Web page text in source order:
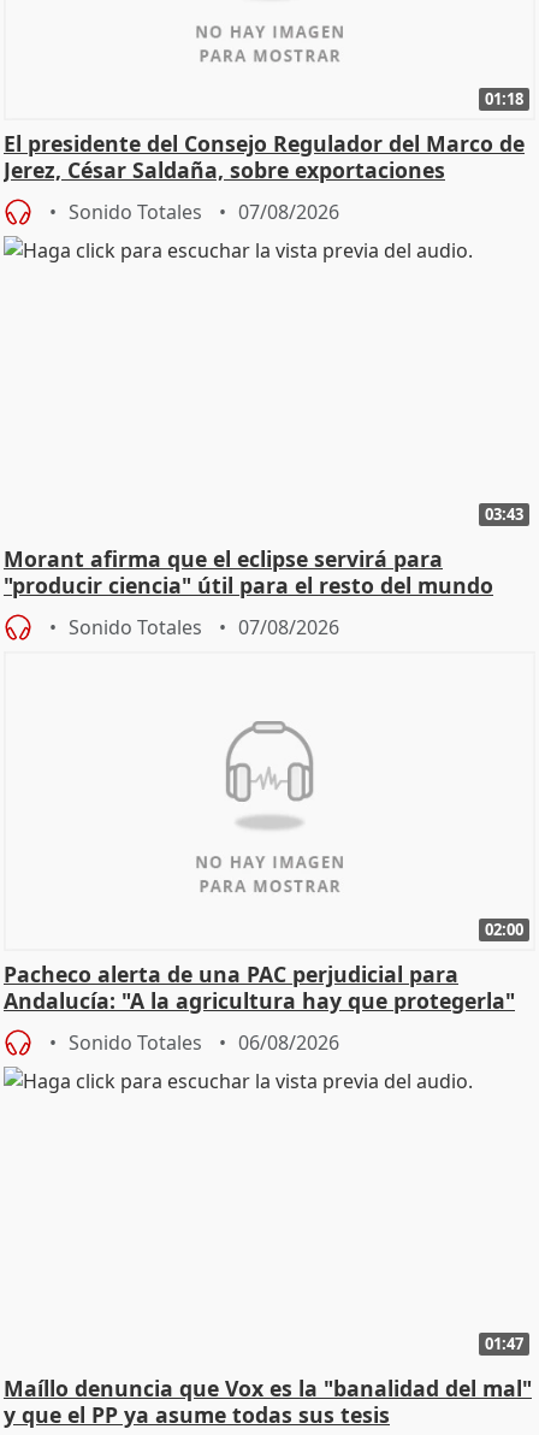
01:18
El presidente del Consejo Regulador del Marco de
Jerez, César Saldaña, sobre exportaciones
Sonido Totales 07/08/2026
03:43
Morant afirma que el eclipse servirá para
"producir ciencia" útil para el resto del mundo
Sonido Totales 07/08/2026
02:00
Pacheco alerta de una PAC perjudicial para
Andalucía: "A la agricultura hay que protegerla"
Sonido Totales 06/08/2026
01:47
Maíllo denuncia que Vox es la "banalidad del mal"
y que el PP ya asume todas sus tesis